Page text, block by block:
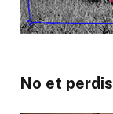
No et perdis